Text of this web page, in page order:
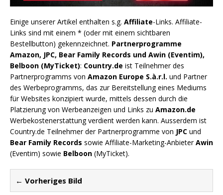
Einige unserer Artikel enthalten s.g. Affiliate-Links. Affiliate-
Links sind mit einem * (oder mit einem sichtbaren
Bestellbutton) gekennzeichnet. Partnerprogramme
Amazon, JPC, Bear Family Records und Awin (Eventim),
Belboon (MyTicket): Country.de ist Teilnehmer des
Partnerprogramms von Amazon Europe S.à.r.l. und Partner
des Werbeprogramms, das zur Bereitstellung eines Mediums
für Websites konzipiert wurde, mittels dessen durch die
Platzierung von Werbeanzeigen und Links zu Amazon.de
Werbekostenerstattung verdient werden kann. Ausserdem ist
Country.de Teilnehmer der Partnerprogramme von JPC und
Bear Family Records sowie Affiliate-Marketing-AnbieterAwin
(Eventim) sowie Belboon (MyTicket).
← Vorheriges Bild